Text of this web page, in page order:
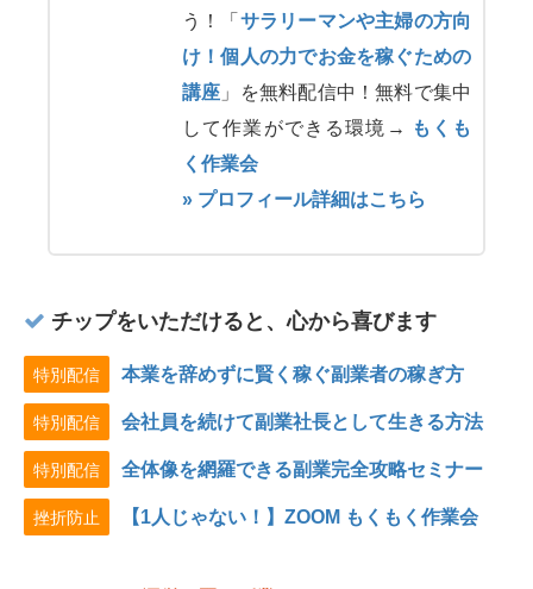
う！「 サラリーマンや主婦の方向
け！個人の力でお金を稼ぐための
講座 」を無料配信中！無料で集中
して作業ができる環境→
もくも
く作業会
» プロフィール詳細はこちら
チップをいただけると、心から喜びます
特別配信 本業を辞めずに賢く稼ぐ副業者の稼ぎ方
特別配信 会社員を続けて副業社長として生きる方法
特別配信 全体像を網羅できる副業完全攻略セミナー
挫折防止 【1人じゃない！】ZOOM もくもく作業会